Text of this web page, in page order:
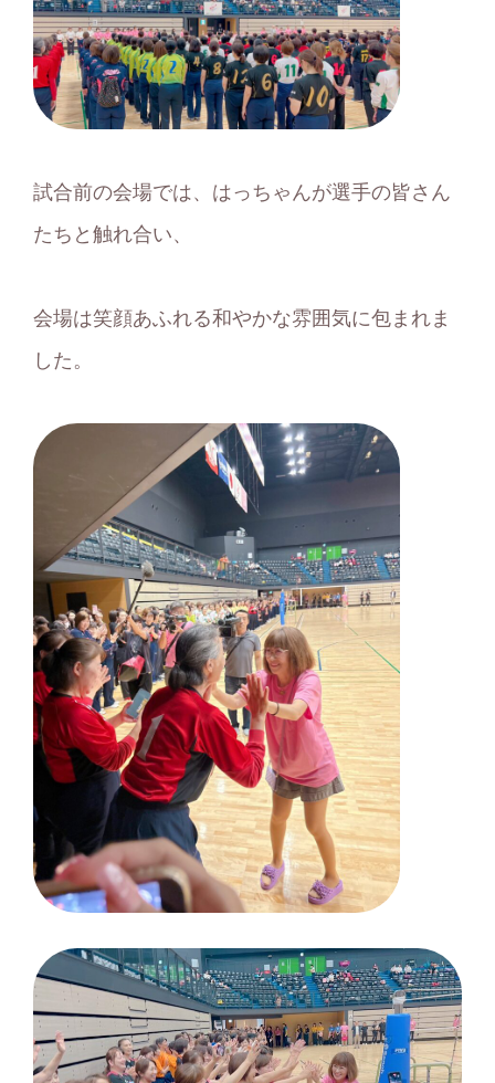
試合前の会場では、はっちゃんが選手の皆さん
たちと触れ合い、
会場は笑顔あふれる和やかな雰囲気に包まれま
した。